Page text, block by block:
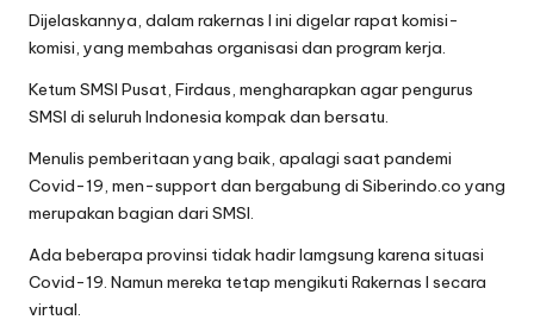
Dijelaskannya, dalam rakernas I ini digelar rapat komisi-
komisi, yang membahas organisasi dan program kerja.
Ketum SMSI Pusat, Firdaus, mengharapkan agar pengurus
SMSI di seluruh Indonesia kompak dan bersatu.
Menulis pemberitaan yang baik, apalagi saat pandemi
Covid-19, men-support dan bergabung di Siberindo.co yang
merupakan bagian dari SMSI.
Ada beberapa provinsi tidak hadir lamgsung karena situasi
Covid-19. Namun mereka tetap mengikuti Rakernas I secara
virtual.